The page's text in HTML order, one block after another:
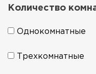
Количество
Однокомнатные
Трехкомнатные